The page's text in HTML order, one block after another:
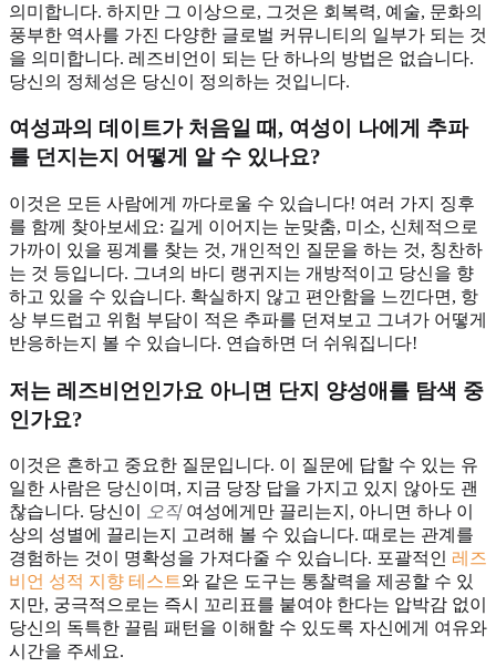
의미합니다. 하지만 그 이상으로, 그것은 회복력, 예술, 문화의
풍부한 역사를 가진 다양한 글로벌 커뮤니티의 일부가 되는 것
을 의미합니다. 레즈비언이 되는 단 하나의 방법은 없습니다.
당신의 정체성은 당신이 정의하는 것입니다.
여성과의 데이트가 처음일 때, 여성이 나에게 추파
를 던지는지 어떻게 알 수 있나요?
이것은 모든 사람에게 까다로울 수 있습니다! 여러 가지 징후
를 함께 찾아보세요: 길게 이어지는 눈맞춤, 미소, 신체적으로
가까이 있을 핑계를 찾는 것, 개인적인 질문을 하는 것, 칭찬하
는 것 등입니다. 그녀의 바디 랭귀지는 개방적이고 당신을 향
하고 있을 수 있습니다. 확실하지 않고 편안함을 느낀다면, 항
상 부드럽고 위험 부담이 적은 추파를 던져보고 그녀가 어떻게
반응하는지 볼 수 있습니다. 연습하면 더 쉬워집니다!
저는 레즈비언인가요 아니면 단지 양성애를 탐색 중
인가요?
이것은 흔하고 중요한 질문입니다. 이 질문에 답할 수 있는 유
일한 사람은 당신이며, 지금 당장 답을 가지고 있지 않아도 괜
찮습니다. 당신이 오직여성에게만 끌리는지, 아니면 하나 이
상의 성별에 끌리는지 고려해 볼 수 있습니다. 때로는 관계를
경험하는 것이 명확성을 가져다줄 수 있습니다. 포괄적인 레즈
비언 성적 지향 테스트와 같은 도구는 통찰력을 제공할 수 있
지만, 궁극적으로는 즉시 꼬리표를 붙여야 한다는 압박감 없이
당신의 독특한 끌림 패턴을 이해할 수 있도록 자신에게 여유와
시간을 주세요.